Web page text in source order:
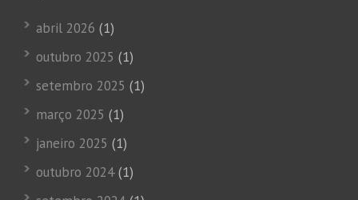
abril 2026 (1)
outubro 2025 (1)
setembro 2025 (1)
março 2025 (1)
janeiro 2025 (1)
outubro 2024(1)